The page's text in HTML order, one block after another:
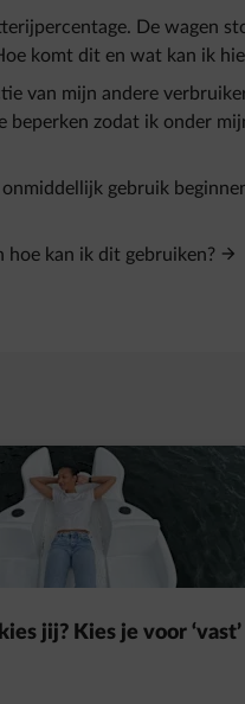
De wagen
komt dit en wat kan ik
van mijn andere
beperken zodat ik onder
gebruik
hoe kan ik dit gebruiken?
jij? Kies je voor